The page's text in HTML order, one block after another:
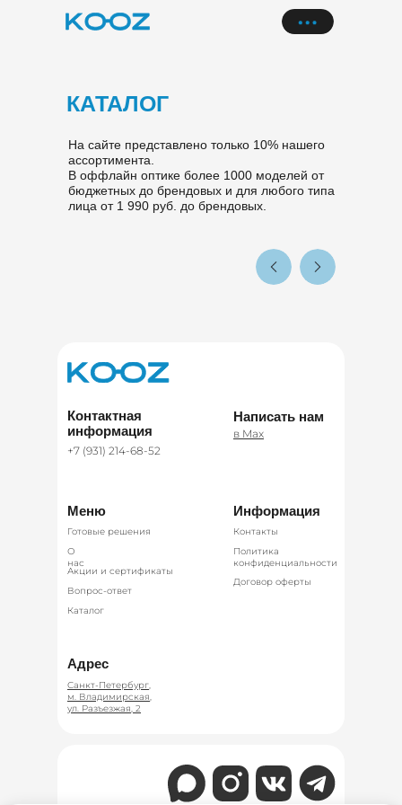
КАТАЛОГ
На сайте представлено только 10% нашего
ассортимента.
В оффлайн оптике более 1000 моделей от
бюджетных до брендовых и для любого типа
лица от 1 990 руб. до брендовых.
Меню
Акции и сертификаты
в Max
Санкт-Петербург,
м. Владимирская,
ул. Разъезжая, 2
+7 (931) 214-68-52
Готовые решения
Контакты
Политика
конфиденциальности
Договор оферты
Информация
Написать нам
Адрес
Контактная
информация
Каталог
Вопрос-ответ
О
нас